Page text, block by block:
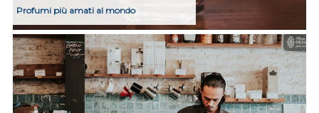
Profumi più amati al mondo